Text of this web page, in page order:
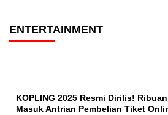
ENTERTAINMENT
KOPLING 2025 Resmi Dirilis!
Masuk Antrian Pembelian Tiket